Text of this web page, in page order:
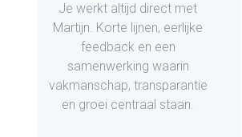
Je werkt altijd direct met
Martijn. Korte lijnen, eerlijke
feedback en een
samenwerking waarin
vakmanschap, transparantie
en groei centraal staan.